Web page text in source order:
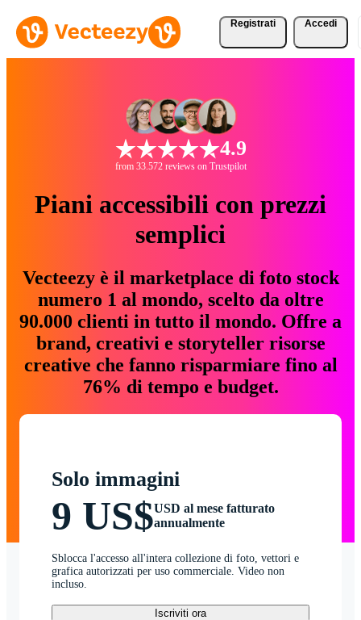
Registrati Accedi
4.9
from 33.572 reviews on Trustpilot
Piani accessibili con prezzi
semplici
Vecteezy è il marketplace di foto stock
numero 1 al mondo, scelto da oltre
90.000 clienti in tutto il mondo. Offre a
brand, creativi e storyteller risorse
creative che fanno risparmiare fino al
76% di tempo e budget.
Solo immagini
9 US$USD al mese fatturato
annualmente
Sblocca l'accesso all'intera collezione di foto, vettori e
grafica autorizzati per uso commerciale. Video non
incluso.
Iscriviti ora